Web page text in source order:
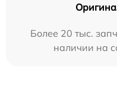
Более 20 тыс.
наличии на